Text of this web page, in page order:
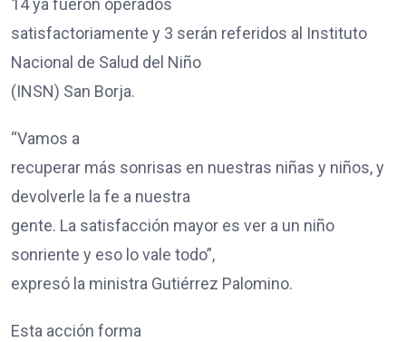
14 ya fueron operados
satisfactoriamente y 3 serán referidos al Instituto
Nacional de Salud del Niño
(INSN) San Borja.
“Vamos a
recuperar más sonrisas en nuestras niñas y niños, y
devolverle la fe a nuestra
gente. La satisfacción mayor es ver a un niño
sonriente y eso lo vale todo”,
expresó la ministra Gutiérrez Palomino.
Esta acción forma